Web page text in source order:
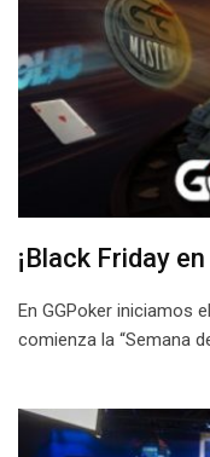
¡Black Friday
En GGPoker iniciamos
comienza la “Semana